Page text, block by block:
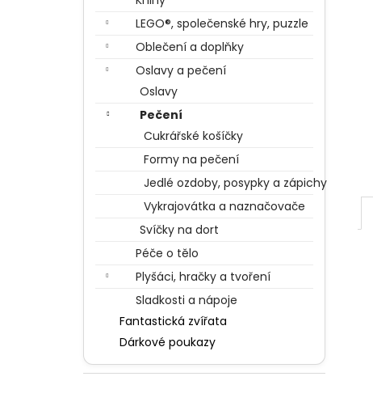
LEGO®, společenské hry, puzzle
Oblečení a doplňky
Oslavy a pečení
Oslavy
Pečení
Cukrářské košíčky
Formy na pečení
Jedlé ozdoby, posypky a zápichy
Vykrajovátka a naznačovače
Svíčky na dort
Péče o tělo
Plyšáci, hračky a tvoření
Sladkosti a nápoje
Fantastická zvířata
Dárkové poukazy
BERTÍKOVY FAZOLKY TISÍCKRÁT JINAK
35 G, HARRY POTTER
85 Kč